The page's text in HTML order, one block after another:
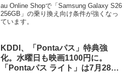
au Online Shopで「Samsung Galaxy S26
256GB」の乗り換え向け条件が強くなっ
ています。
KDDI、「Pontaパス」特典強
化。水曜日も映画1100円に。
「Pontaパス ライト」は7月28日